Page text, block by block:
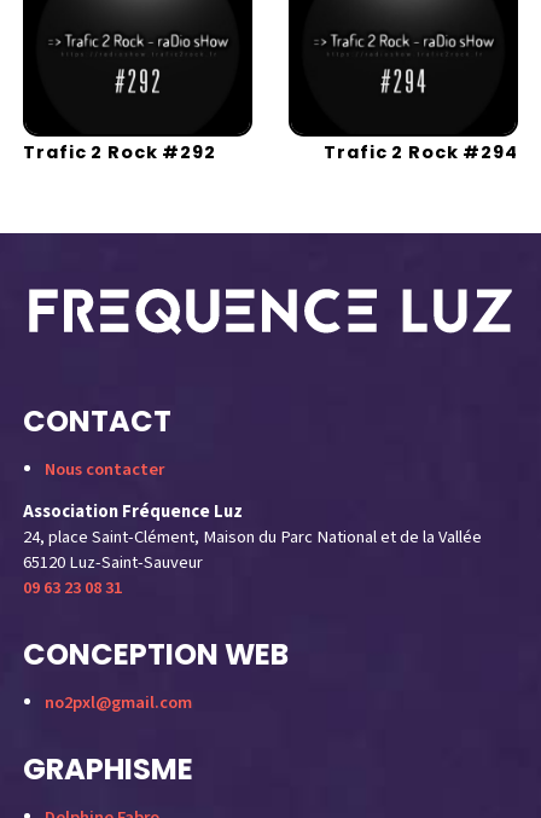
Trafic 2 Rock #292 Trafic 2 Rock #294
CONTACT
Nous contacter
Association Fréquence Luz
24, place Saint-Clément, Maison du Parc National et de la Vallée
65120 Luz-Saint-Sauveur
09 63 23 08 31
CONCEPTION WEB
no2pxl@gmail.com
GRAPHISME